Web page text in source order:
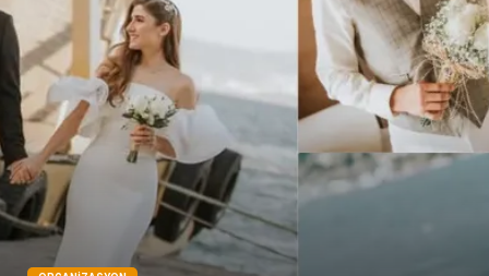
Kültür Acil ve İlkyardım